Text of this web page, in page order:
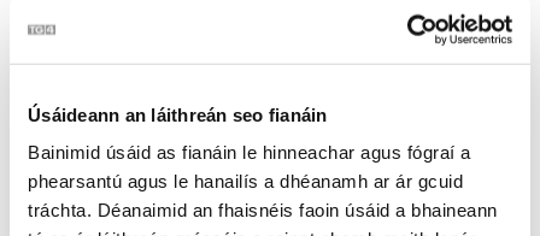
Úsáideann an láithreán seo fianáin
Bainimid úsáid as fianáin le hinneachar agus fógraí a
phearsantú agus le hanailís a dhéanamh ar ár gcuid
tráchta. Déanaimid an fhaisnéis faoin úsáid a bhaineann
Do shuíos-sa síos ó go scíosmhar, atuirseach,
Fé tharr thoir dhraighiní bhí fillte ceartaithe
‘S gan d’áras leapan le fáil nach é.
Bhí géanna ar linn ann, míolta ’s mearaphoic,
Ó éisc ag tíocht de dhroim gach caise acu;
Bhí naoscaigh faoilinn ’s sgeimheal de lachanaibh